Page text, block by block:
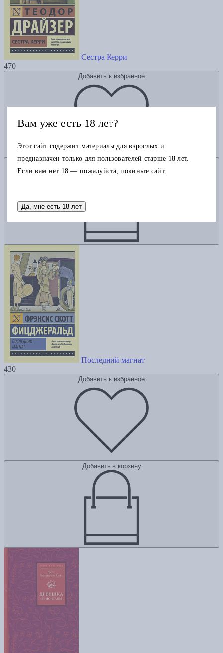
Сестра Керри
470
Добавить в избранное
Добавить в корзину
Последний магнат
430
Добавить в избранное
Добавить в корзину
Вам уже есть 18 лет?
Этот сайт содержит материалы для взрослых и
предназначен только для пользователей старше 18 лет.
Если вам нет 18 — пожалуйста, покиньте сайт.
Да, мне есть 18 лет